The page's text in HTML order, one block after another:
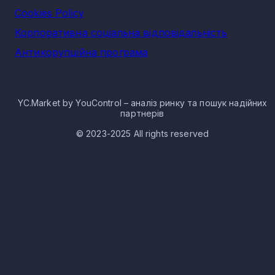
Cookies Policy
Корпоративна соціальна відповідальність
Антикорупційна програма
YC.Market by YouControl – аналіз ринку та пошук надійних
партнерів
© 2023-2025 All rights reserved